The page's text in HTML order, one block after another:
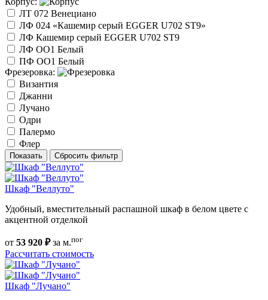
ЛТ 072 Венециано
ЛФ 024 «Кашемир серый EGGER U702 ST9»
ЛФ Кашемир серый EGGER U702 ST9
ЛФ ОО1 Белый
ПФ ОО1 Белый
Фрезеровка:
Византия
Джанни
Лучано
Одри
Палермо
Флер
Показать Сбросить фильтр
Шкаф "Веллуто"
Удобный, вместительный распашной шкаф в белом цвете с
акцентной отделкой
от 53 920 ₽за м.пог
Рассчитать стоимость
Шкаф "Лучано"